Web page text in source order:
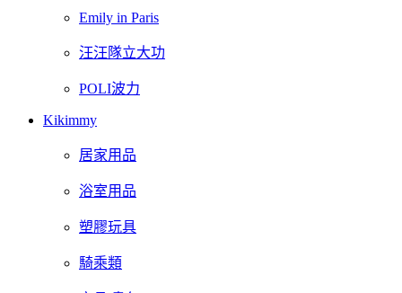
Emily in Paris
汪汪隊立大功
POLI波力
Kikimmy
居家用品
浴室用品
塑膠玩具
騎乘類